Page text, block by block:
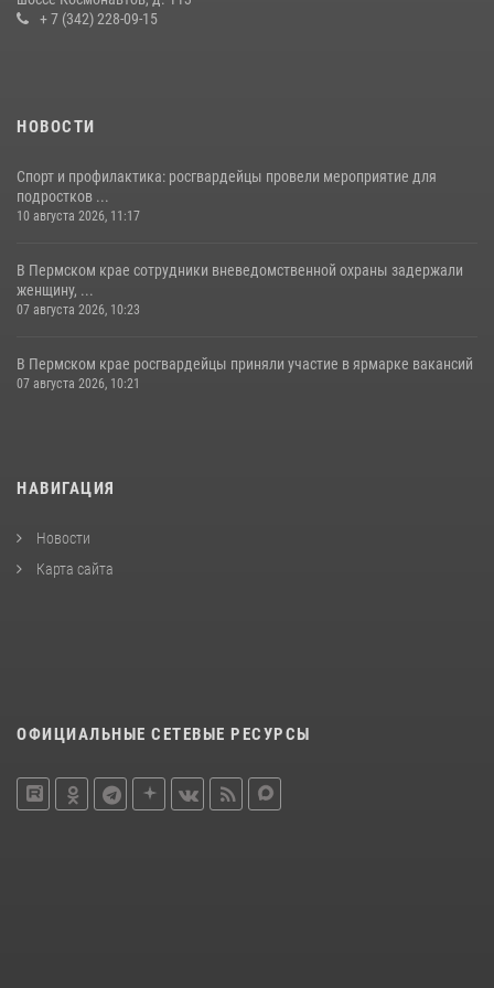
+ 7 (342) 228-09-15
НОВОСТИ
Спорт и профилактика: росгвардейцы провели мероприятие для
подростков ...
10 августа 2026, 11:17
В Пермском крае сотрудники вневедомственной охраны задержали
женщину, ...
07 августа 2026, 10:23
В Пермском крае росгвардейцы приняли участие в ярмарке вакансий
07 августа 2026, 10:21
НАВИГАЦИЯ
Новости
Карта сайта
ОФИЦИАЛЬНЫЕ СЕТЕВЫЕ РЕСУРСЫ